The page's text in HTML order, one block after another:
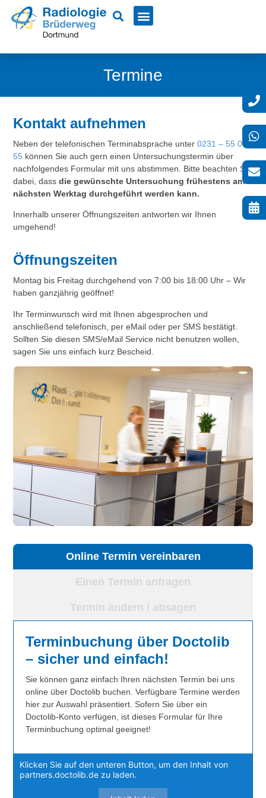
Termine
Kontakt aufnehmen
Neben der telefonischen Terminabsprache unter0231 – 55 0
55 können Sie auch gern einen Untersuchungstermin über
nachfolgendes Formular mit uns abstimmen. Bitte beachten Sie
dabei, dassdie gewünschte Untersuchung frühestens am
nächsten Werktag durchgeführt werden kann.
Innerhalb unserer Öffnungszeiten antworten wir Ihnen
umgehend!
Öffnungszeiten
Montag bis Freitag durchgehend von 7:00 bis 18:00 Uhr – Wir
haben ganzjährig geöffnet!
Ihr Terminwunsch wird mit Ihnen abgesprochen und
anschließend telefonisch, per eMail oder per SMS bestätigt.
Sollten Sie diesen SMS/eMail Service nicht benutzen wollen,
sagen Sie uns einfach kurz Bescheid.
Online Termin vereinbaren
Einen Termin anfragen
Termin ändern / absagen
Terminbuchung über Doctolib
– sicher und einfach!
Sie können ganz einfach Ihren nächsten Termin bei uns
online über Doctolib buchen. Verfügbare Termine werden
hier zur Auswahl präsentiert. Sofern Sie über ein
Doctolib-Konto verfügen, ist dieses Formular für Ihre
Terminbuchung optimal geeignet!
Klicken Sie auf den unteren Button, um den Inhalt von
partners.doctolib.de zu laden.